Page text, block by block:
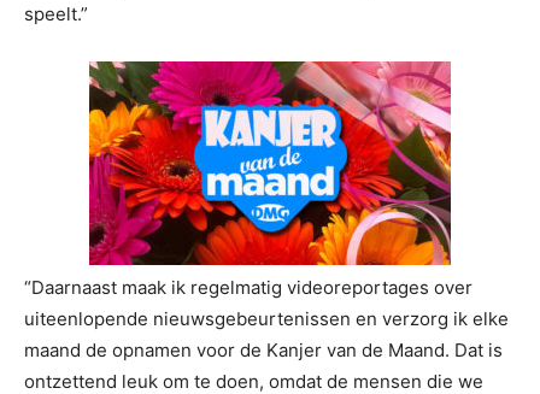
speelt.”
“Daarnaast maak ik regelmatig videoreportages over
uiteenlopende nieuwsgebeurtenissen en verzorg ik elke
maand de opnamen voor de Kanjer van de Maand. Dat is
ontzettend leuk om te doen, omdat de mensen die we